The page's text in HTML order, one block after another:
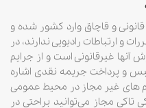
و قاچاق وارد کشور شده و
و ارتباطات رادیویی ندارند، در
آنها غیرقانونی است و از جرایم
و پرداخت جریمه نقدی اشاره
های غیر مجاز در محیط عمومی
تاکی مجاز می‌توانید براحتی در